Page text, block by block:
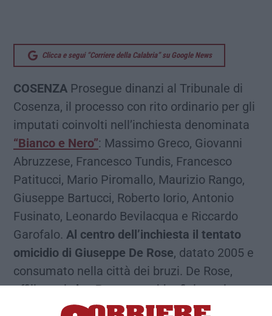
Clicca e segui “Corriere della Calabria” su Google News
COSENZA Prosegue dinanzi al Tribunale di
Cosenza, il processo con rito ordinario per gli
imputati coinvolti nell’inchiesta denominata
“Bianco e Nero”: Massimo Greco, Giovanni
Abruzzese, Francesco Tundis, Francesco
Patitucci, Mario Piromallo, Maurizio Rango,
Giuseppe Bartucci, Roberto Iorio, Antonio
Fusinato, Leonardo Bevilacqua e Riccardo
Garofalo. Al centro dell’inchiesta il tentato
omicidio di Giuseppe De Rose, datato 2005 e
consumato nella città dei bruzi. De Rose,
affiliato alclan Perna, sarebbe finito nel
mirino perché ritenuto partecipe dell’omicidio